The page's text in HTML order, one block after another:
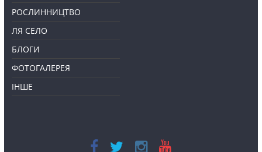
РОСЛИННИЦТВО
ЛЯ СЕЛО
БЛОГИ
ФОТОГАЛЕРЕЯ
ІНШЕ